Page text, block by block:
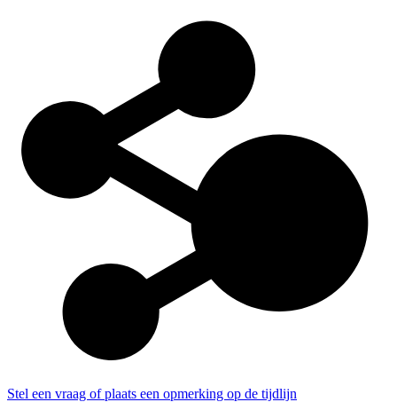
Stel een vraag of plaats een opmerking op de tijdlijn